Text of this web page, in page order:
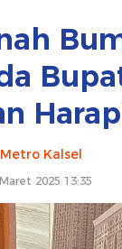
Metro Kalsel
2025 13:35